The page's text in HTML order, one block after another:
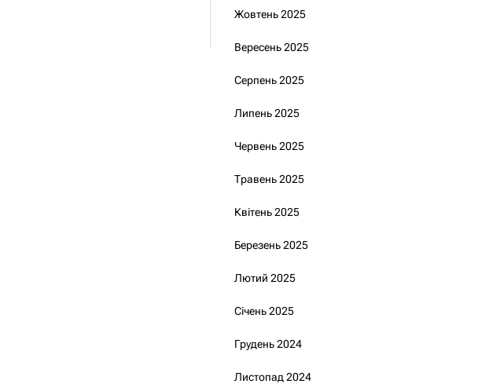
Жовтень 2025
Вересень 2025
Серпень 2025
Липень 2025
Червень 2025
Травень 2025
Квітень 2025
Березень 2025
Лютий 2025
Січень 2025
Грудень 2024
Листопад 2024